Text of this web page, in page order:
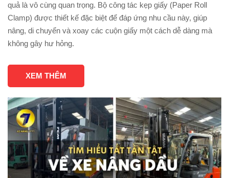
quả là vô cùng quan trọng. Bộ công tác kẹp giấy (Paper Roll
Clamp) được thiết kế đặc biệt để đáp ứng nhu cầu này, giúp
nâng, di chuyển và xoay các cuộn giấy một cách dễ dàng mà
không gây hư hỏng.
XEM THÊM